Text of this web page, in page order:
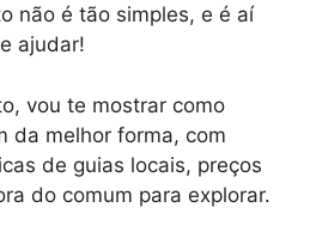
não é tão simples, e é aí
ajudar!
vou te mostrar como
da melhor forma, com
de guias locais, preços
do comum para explorar.